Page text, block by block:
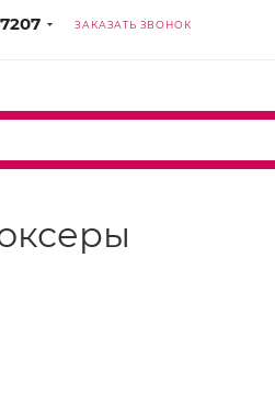
ЗАКАЗАТЬ ЗВОНОК